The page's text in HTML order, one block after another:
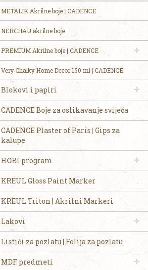
METALIK Akrilne boje | CADENCE
NERCHAU akrilne boje
PREMIUM Akrilne boje | CADENCE
Very Chalky Home Decor 150 ml | CADENCE
Blokovi i papiri
CADENCE Boje za oslikavanje svijeća
CADENCE Plaster of Paris | Gips za
kalupe
HOBI program
KREUL Gloss Paint Marker
KREUL Triton | Akrilni Markeri
Lakovi
Listići za pozlatu | Folija za pozlatu
MDF predmeti